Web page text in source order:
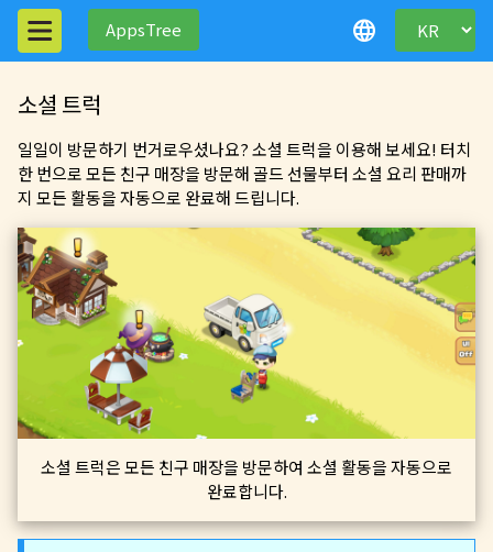
AppsTree language
소셜 트럭
일일이 방문하기 번거로우셨나요? 소셜 트럭을 이용해 보세요! 터치
한 번으로 모든 친구 매장을 방문해 골드 선물부터 소셜 요리 판매까
지 모든 활동을 자동으로 완료해 드립니다.
소셜 트럭은 모든 친구 매장을 방문하여 소셜 활동을 자동으로
완료합니다.